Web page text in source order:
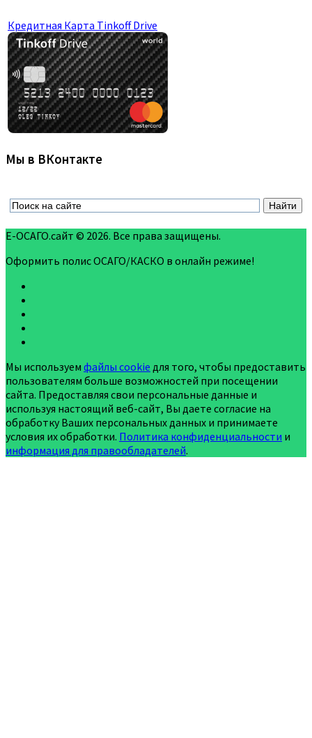
Кредитная Карта Tinkoff Drive
Мы в ВКонтакте
Е-ОСАГО.сайт © 2026. Все права защищены.
Оформить полис ОСАГО/КАСКО в онлайн режиме!
Мы используем файлы cookie для того, чтобы предоставить
пользователям больше возможностей при посещении
сайта. Предоставляя свои персональные данные и
используя настоящий веб-сайт, Вы даете согласие на
обработку Ваших персональных данных и принимаете
условия их обработки. Политика конфиденциальности и
информация для правообладателей.